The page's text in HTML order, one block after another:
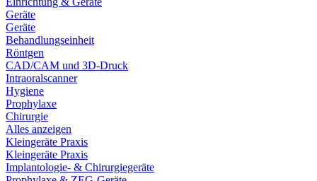
Geräte
Geräte
Behandlungseinheit
Röntgen
CAD/CAM und 3D-Druck
Intraoralscanner
Hygiene
Prophylaxe
Chirurgie
Alles anzeigen
Kleingeräte Praxis
Kleingeräte Praxis
Implantologie- & Chirurgiegeräte